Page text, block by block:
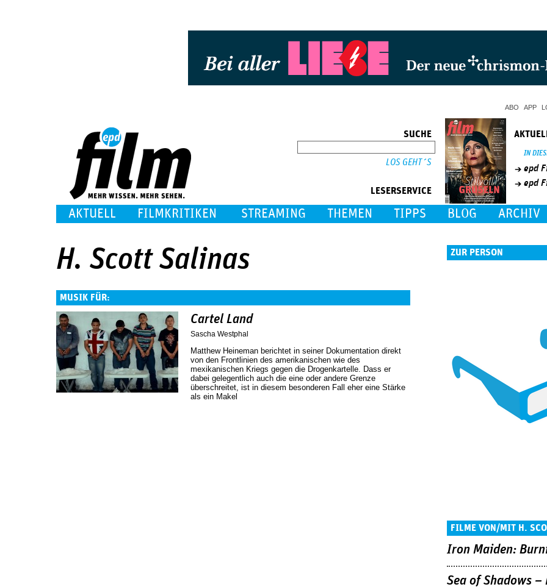
ABO APP
SUCHE
LESERSERVICE
IN
epd
epd
AKTUELL FILMKRITIKEN STREAMING THEMEN TIPPS BLOG ARCHIV
H. Scott Salinas
MUSIK FÜR:
Cartel Land
Sascha Westphal
Matthew Heineman berichtet in seiner Dokumentation direkt
von den Frontlinien des amerikanischen wie des
mexikanischen Kriegs gegen die Drogenkartelle. Dass er
dabei gelegentlich auch die eine oder andere Grenze
überschreitet, ist in diesem besonderen Fall eher eine Stärke
als ein Makel
ZUR PERSON
FILME VON/MIT H.
Iron Maiden:
Sea of Shadows –